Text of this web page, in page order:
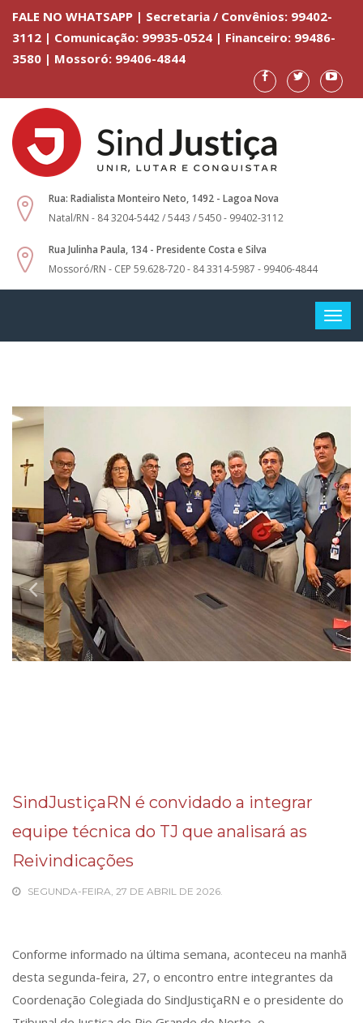
FALE NO WHATSAPP | Secretaria / Convênios: 99402-
3112 | Comunicação: 99935-0524 | Financeiro: 99486-
3580 | Mossoró: 99406-4844
Rua: Radialista Monteiro Neto, 1492 - Lagoa Nova
Natal/RN - 84 3204-5442 / 5443 / 5450 - 99402-3112
Rua Julinha Paula, 134 - Presidente Costa e Silva
Mossoró/RN - CEP 59.628-720 - 84 3314-5987 - 99406-4844
SindJustiçaRN é convidado a integrar
equipe técnica do TJ que analisará as
Reivindicações
SEGUNDA-FEIRA, 27 DE ABRIL DE 2026.
Conforme informado na última semana, aconteceu na manhã
desta segunda-feira, 27, o encontro entre integrantes da
Coordenação Colegiada do SindJustiçaRN e o presidente do